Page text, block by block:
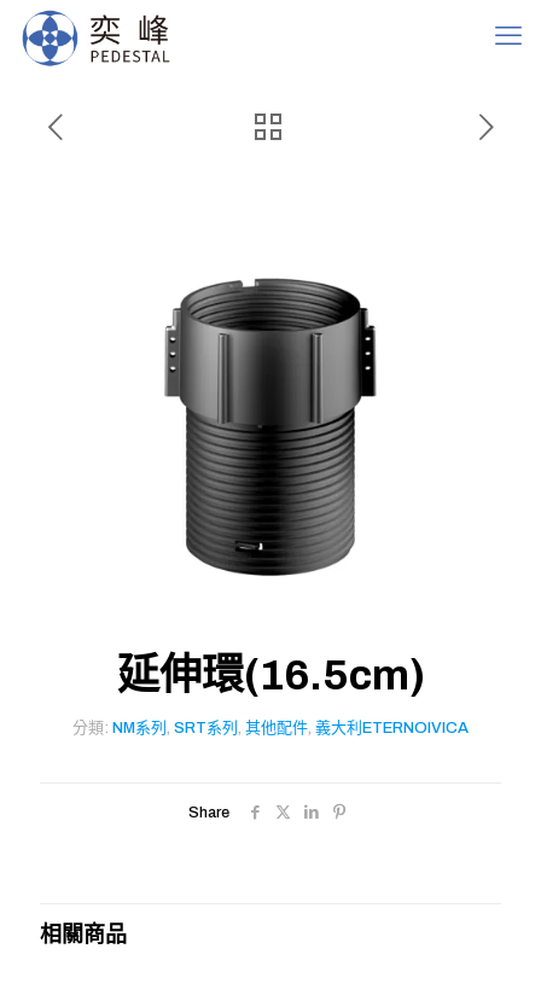
延伸環(16.5cm)
分類: NM系列 , SRT系列 , 其他配件, 義大利ETERNOIVICA
Share
相關商品